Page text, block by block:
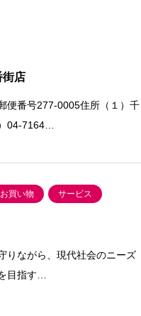
街店
便番号277-0005住所（１）千
04-7164…
お買い物 サービス
りながら、現代社会のニーズ
目指す…